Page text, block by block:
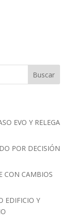
Buscar
EVO Y RELEGA
POR DECISIÓN
CON CAMBIOS
EDIFICIO Y